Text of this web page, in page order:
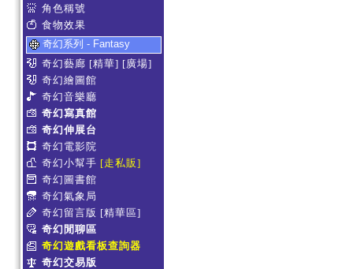
角色稱號
食物效果
奇幻系列 - Fantasy
奇幻藝廊 [精華] [廣場]
奇幻繪圖館
奇幻音樂廳
奇幻寫真館
奇幻伸展台
奇幻電影院
奇幻小幫手 [走私販]
奇幻圖書館
奇幻氣象局
奇幻留言版 [精華區]
奇幻閒聊區
奇幻遊戲看板查詢器
奇幻交易版